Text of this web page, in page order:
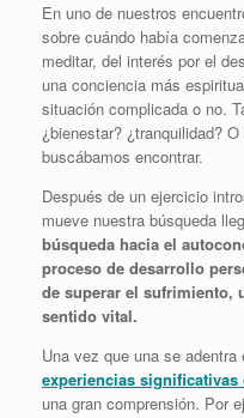
En uno de nuestros
sobre cuándo había
meditar, del interés por el
una conciencia más
situación complicada o no.
¿bienestar? ¿tranquilidad?
buscábamos encontrar.
Después de un ejercicio
mueve nuestra búsqueda
búsqueda hacia el
proceso de desarrollo
de superar el sufrimiento,
sentido vital.
Una vez que una se
experiencias significativas
una gran comprensión. Por